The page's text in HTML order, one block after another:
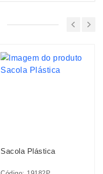
Sacola Plástica